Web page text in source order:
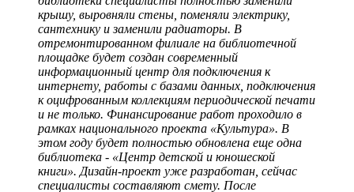
крышу, выровняли стены, поменяли электрику,
сантехнику и заменили радиаторы. В
отремонтированном филиале на библиотечной
площадке будет создан современный
информационный центр для подключения к
интернету, работы с базами данных, подключения
к оцифрованным коллекциям периодической печати
и не только. Финансирование работ проходило в
рамках национального проекта «Культура». В
этом году будет полностью обновлена еще одна
библиотека - «Центр детской и юношеской
книги». Дизайн-проект уже разработан, сейчас
специалисты составляют смету. После